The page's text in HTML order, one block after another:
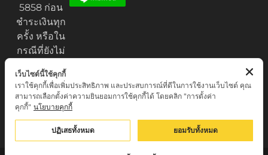
5858 ก่อน
ชำระเงินทุก
ครั้ง หรือใน
กรณีที่ยังไม่
© เสน่ห์เครื่องราง.com. All rights reserved.
เว็บไซต์นี้ใช้คุกกี้
เราใช้คุกกี้เพื่อเพิ่มประสิทธิภาพ และประสบการณ์ที่ดีในการใช้งานเว็บไซต์ คุณ
สามารถเลือกตั้งค่าความยินยอมการใช้คุกกี้ได้ โดยคลิก "การตั้งค่า
คุกกี้" นโยบายคุกกี้
ปฏิเสธทั้งหมด ยอมรับทั้งหมด